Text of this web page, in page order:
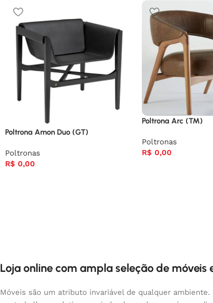
Poltrona Amon Duo (GT)
Poltronas
R$ 0,00
Poltrona Arc (TM)
Poltronas
R$ 0,00
Loja online com ampla seleção de móveis
Móveis são um atributo invariável de qualquer